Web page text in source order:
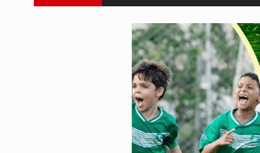
PROCESSO SELETIVO:
AGOSTO LILÁS:MPRO lança
REGULARIZAÇÃO:Refis 2026
ROLIM DE MOURA:
VIOLÊNCIA VICÁRIA:MPRO